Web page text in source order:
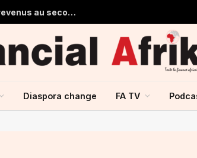
Stanbic Holdings prévoit une progression de ses revenus au second semestre grâce à la reprise du crédit
Diaspora change FA TV